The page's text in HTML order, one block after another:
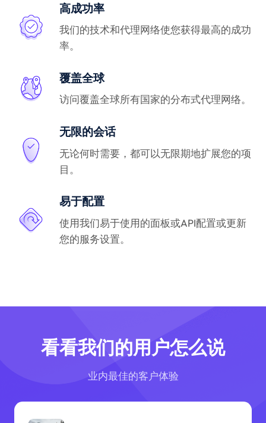
高成功率
我们的技术和代理网络使您获得最高的成功
率。
覆盖全球
访问覆盖全球所有国家的分布式代理网络。
无限的会话
无论何时需要，都可以无限期地扩展您的项
目。
易于配置
使用我们易于使用的面板或API配置或更新
您的服务设置。
看看我们的用户怎么说
业内最佳的客户体验